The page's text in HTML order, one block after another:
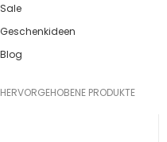
Sale
Geschenkideen
Blog
HERVORGEHOBENE PRODUKTE